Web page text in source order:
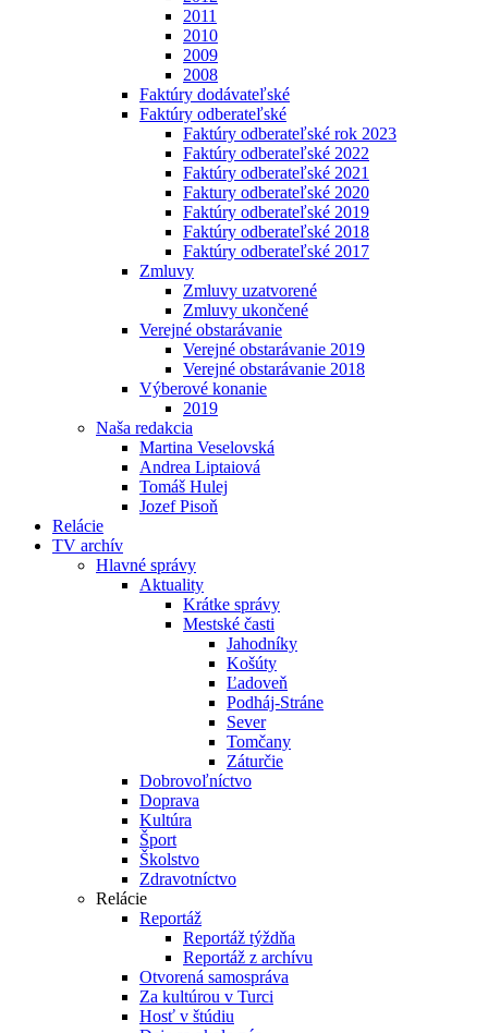
2011
2010
2009
2008
Faktúry dodávateľské
Faktúry odberateľské
Faktúry odberateľské rok 2023
Faktúry odberateľské 2022
Faktúry odberateľské 2021
Faktury odberateľské 2020
Faktúry odberateľské 2019
Faktúry odberateľské 2018
Faktúry odberateľské 2017
Zmluvy
Zmluvy uzatvorené
Zmluvy ukončené
Verejné obstarávanie
Verejné obstarávanie 2019
Verejné obstarávanie 2018
Výberové konanie
2019
Naša redakcia
Martina Veselovská
Andrea Liptaiová
Tomáš Hulej
Jozef Pisoň
Relácie
TV archív
Hlavné správy
Aktuality
Krátke správy
Mestské časti
Jahodníky
Košúty
Ľadoveň
Podháj-Stráne
Sever
Tomčany
Záturčie
Dobrovoľníctvo
Doprava
Kultúra
Šport
Školstvo
Zdravotníctvo
Relácie
Reportáž
Reportáž týždňa
Reportáž z archívu
Otvorená samospráva
Za kultúrou v Turci
Hosť v štúdiu